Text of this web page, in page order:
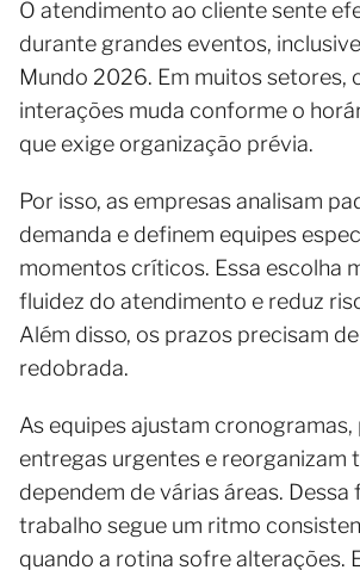
O atendimento ao cliente sente
durante grandes eventos,
Mundo 2026. Em muitos setores,
interações muda conforme o
que exige organização prévia.
Por isso, as empresas analisam
demanda e definem equipes
momentos críticos. Essa escolha
fluidez do atendimento e reduz
Além disso, os prazos precisam
redobrada.
As equipes ajustam
entregas urgentes e reorganizam
dependem de várias áreas. Dessa
trabalho segue um ritmo
quando a rotina sofre alterações.